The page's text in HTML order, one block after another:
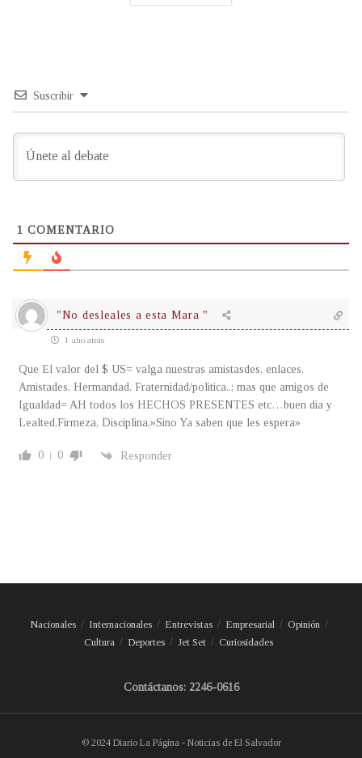
Suscribir
1 COMENTARIO
"No desleales a esta Mara "
1 año atrás
Que El valor del $ US= valga nuestras amistasdes, enlaces,
Amistades, Hermandad, Fraternidad/politica..; mas que amigos de
Igualdad= AH todos los HECHOS PRESENTES etc…buen dia y
Lealted,Firmeza, Disciplina,»Sino Ya saben que les espera»
0 0 Responder
Nacionales Internacionales Entrevistas Empresarial
Opinión
Cultura
Deportes Jet Set Curiosidades
Contáctanos: 2246-0616
© 2024 Diario La Página - Noticias de El Salvador